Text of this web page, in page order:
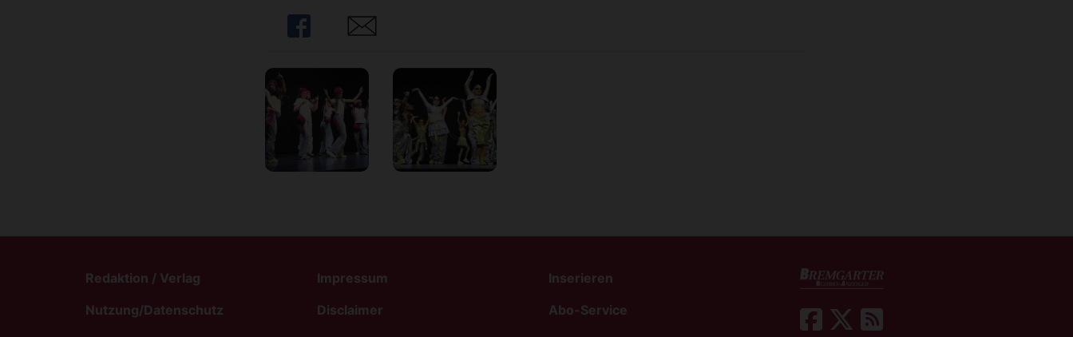
Share Share
Redaktion / Verlag Impressum
Inserieren
Nutzung/Datenschutz
Disclaimer Abo-Service